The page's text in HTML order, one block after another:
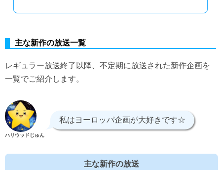
主な新作の放送一覧
レギュラー放送終了以降、不定期に放送された新作企画を
一覧でご紹介します。
ハリウッドじゅん
私はヨーロッパ企画が大好きです☆
主な新作の放送